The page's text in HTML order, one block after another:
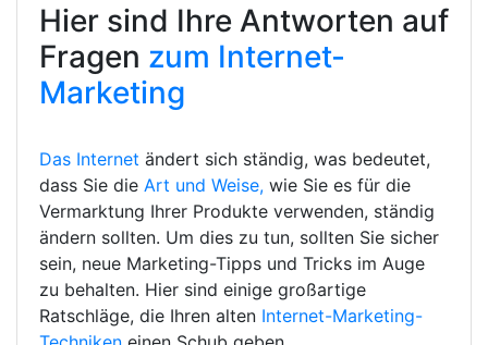
Hier sind Ihre Antworten auf
Fragen zum Internet-
Marketing
Das Internet ändert sich ständig, was bedeutet,
dass Sie die Art und Weise, wie Sie es für die
Vermarktung Ihrer Produkte verwenden, ständig
ändern sollten. Um dies zu tun, sollten Sie sicher
sein, neue Marketing-Tipps und Tricks im Auge
zu behalten. Hier sind einige großartige
Ratschläge, die Ihren alten Internet-Marketing-